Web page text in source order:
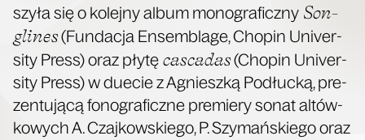
szy­ła się o kolej­ny album mono­gra­ficz­ny Son­
gli­nes(Fun­da­cja Ensem­bla­ge, Cho­pin Uni­ver­
si­ty Press) oraz pły­tę casca­das(Cho­pin Uni­ver­
si­ty Press) w duecie z Agniesz­ką Podłuc­ką, pre­
zen­tu­ją­cą fono­gra­ficz­ne pre­mie­ry sonat altów­
ko­wych A. Czaj­kow­skie­go, P. Szy­mań­skie­go oraz